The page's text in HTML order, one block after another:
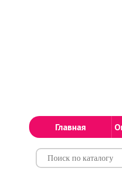
Главная